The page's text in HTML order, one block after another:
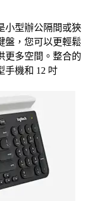
小型辦公隔間或狹
盤，您可以更輕鬆
更多空間。整合的
手機和 12 吋